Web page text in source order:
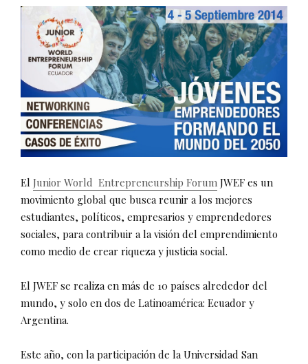
El Junior World Entrepreneurship Forum JWEF es un
movimiento global que busca reunir a los mejores
estudiantes, políticos, empresarios y emprendedores
sociales, para contribuir a la visión del emprendimiento
como medio de crear riqueza y justicia social.
El JWEF se realiza en más de 10 países alrededor del
mundo, y solo en dos de Latinoamérica: Ecuador y
Argentina.
Este año, con la participación de la Universidad San